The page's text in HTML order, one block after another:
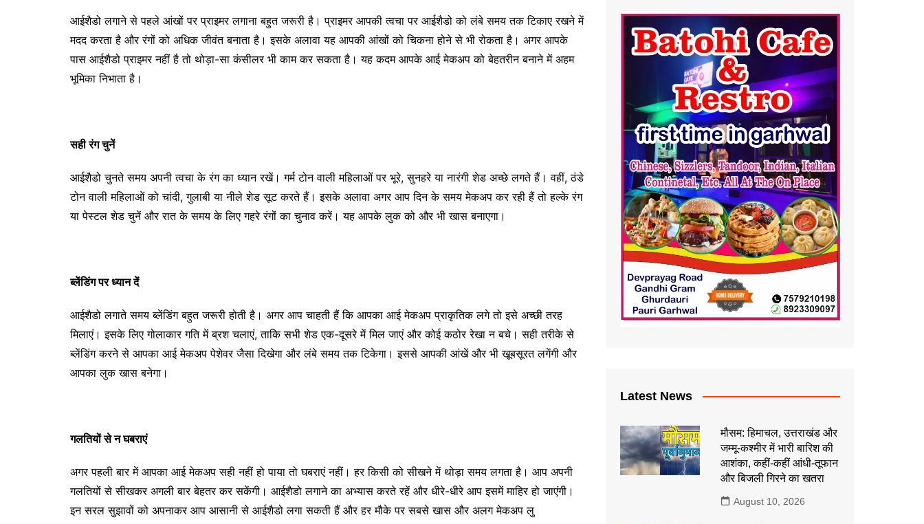
आईशैडो लगाने से पहले आंखों पर प्राइमर लगाना बहुत जरूरी है। प्राइमर आपकी त्वचा पर आईशैडो को लंबे समय तक टिकाए रखने में
मदद करता है और रंगों को अधिक जीवंत बनाता है। इसके अलावा यह आपकी आंखों को चिकना होने से भी रोकता है। अगर आपके
पास आईशैडो प्राइमर नहीं है तो थोड़ा-सा कंसीलर भी काम कर सकता है। यह कदम आपके आई मेकअप को बेहतरीन बनाने में अहम
भूमिका निभाता है।
सही रंग चुनें
आईशैडो चुनते समय अपनी त्वचा के रंग का ध्यान रखें। गर्म टोन वाली महिलाओं पर भूरे, सुनहरे या नारंगी शेड अच्छे लगते हैं। वहीं, ठंडे
टोन वाली महिलाओं को चांदी, गुलाबी या नीले शेड सूट करते हैं। इसके अलावा अगर आप दिन के समय मेकअप कर रही हैं तो हल्के रंग
या पेस्टल शेड चुनें और रात के समय के लिए गहरे रंगों का चुनाव करें। यह आपके लुक को और भी खास बनाएगा।
ब्लेंडिंग पर ध्यान दें
आईशैडो लगाते समय ब्लेंडिंग बहुत जरूरी होती है। अगर आप चाहती हैं कि आपका आई मेकअप प्राकृतिक लगे तो इसे अच्छी तरह
मिलाएं। इसके लिए गोलाकार गति में ब्रश चलाएं, ताकि सभी शेड एक-दूसरे में मिल जाएं और कोई कठोर रेखा न बचे। सही तरीके से
ब्लेंडिंग करने से आपका आई मेकअप पेशेवर जैसा दिखेगा और लंबे समय तक टिकेगा। इससे आपकी आंखें और भी खूबसूरत लगेंगी और
आपका लुक खास बनेगा।
गलतियों से न घबराएं
अगर पहली बार में आपका आई मेकअप सही नहीं हो पाया तो घबराएं नहीं। हर किसी को सीखने में थोड़ा समय लगता है। आप अपनी
गलतियों से सीखकर अगली बार बेहतर कर सकेंगी। आईशैडो लगाने का अभ्यास करते रहें और धीरे-धीरे आप इसमें माहिर हो जाएंगी।
इन सरल सुझावों को अपनाकर आप आसानी से आईशैडो लगा सकती हैं और हर मौके पर सबसे खास और अलग मेकअप लु
Latest News
मौसम: हिमाचल, उत्तराखंड और
जम्मू-कश्मीर में भारी बारिश की
आशंका, कहीं-कहीं आंधी-तूफान
और बिजली गिरने का खतरा
August 10, 2026